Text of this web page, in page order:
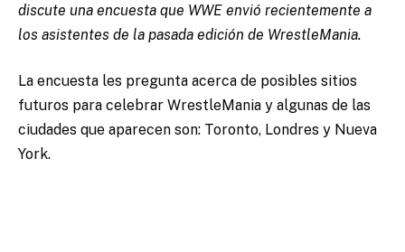
discute una encuesta que WWE envió recientemente a
los asistentes de la pasada edición de WrestleMania.
La encuesta les pregunta acerca de posibles sitios
futuros para celebrar WrestleMania y algunas de las
ciudades que aparecen son: Toronto, Londres y Nueva
York.